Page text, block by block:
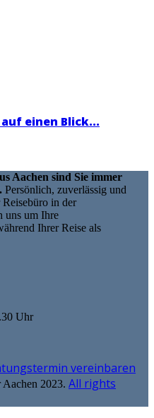
einen Blick...
Aachen sind Sie immer
Persönlich, zuverlässig und
in der
uns um Ihre
Ihrer Reise als
Uhr
vereinbaren
2023. All rights